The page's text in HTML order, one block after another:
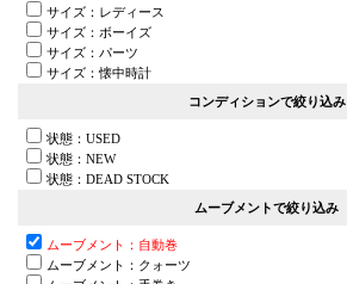
サイズ：レディース
サイズ：ボーイズ
サイズ：パーツ
サイズ：懐中時計
コンディションで絞り込み
状態：USED
状態：NEW
状態：DEAD STOCK
ムーブメントで絞り込み
ムーブメント：自動巻
ムーブメント：クォーツ